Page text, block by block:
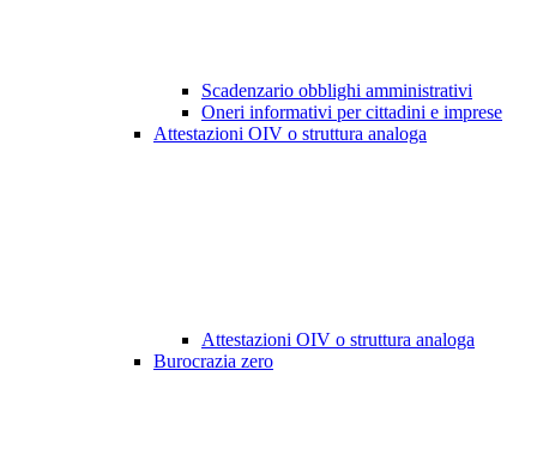
Scadenzario obblighi amministrativi
Oneri informativi per cittadini e imprese
Attestazioni OIV o struttura analoga
Attestazioni OIV o struttura analoga
Burocrazia zero